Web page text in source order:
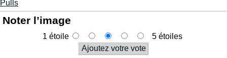
Pulls
Noter l’image
1 étoile 5 étoiles